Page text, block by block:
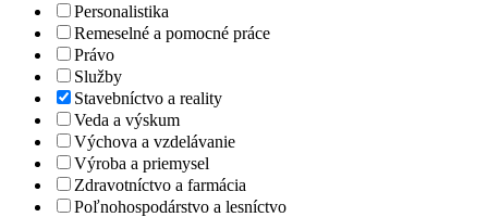
Personalistika
Remeselné a pomocné práce
Právo
Služby
Stavebníctvo a reality
Veda a výskum
Výchova a vzdelávanie
Výroba a priemysel
Zdravotníctvo a farmácia
Poľnohospodárstvo a lesníctvo